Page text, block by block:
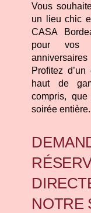
Vous
un lieu chic
CASA
pour vos
Profitez
haut de
compris,
soirée entière.
NOTRE